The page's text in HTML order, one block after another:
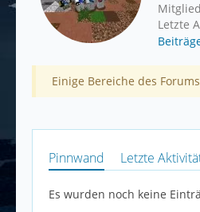
Letzte
Einige Bereiche des
Pinnwand Letzte
Es wurden noch keine